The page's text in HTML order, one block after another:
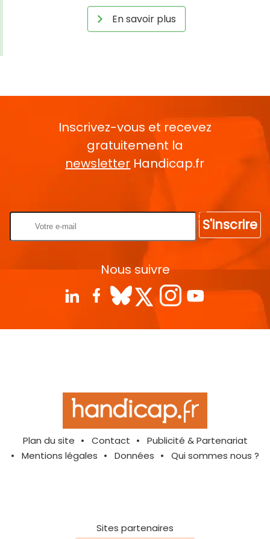
En savoir plus
Inscrivez-vous et recevez
gratuitement la
newsletter Handicap.fr
S'inscrire
Nous suivre
Plan du site Contact
Publicité & Partenariat
Mentions légales
Données Qui sommes nous ?
Sites partenaires